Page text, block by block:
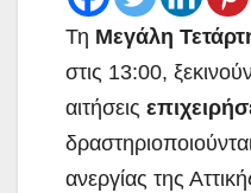
Τη Μεγάλη
στις 13:00,
αιτήσεις
ανεργίας της